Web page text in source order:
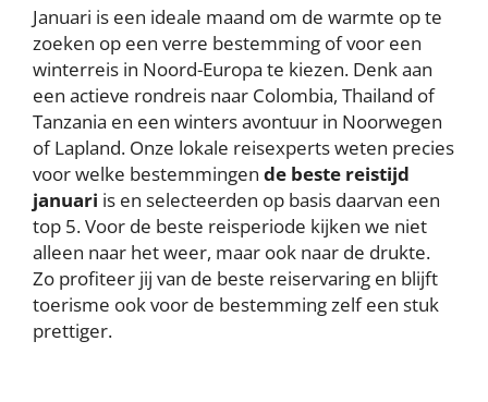
Januari is een ideale maand om de warmte op te
zoeken op een verre bestemming of voor een
winterreis in Noord-Europa te kiezen. Denk aan
een actieve rondreis naar Colombia, Thailand of
Tanzania en een winters avontuur in Noorwegen
of Lapland. Onze lokale reisexperts weten precies
voor welke bestemmingen de beste reistijd
januari is en selecteerden op basis daarvan een
top 5. Voor de beste reisperiode kijken we niet
alleen naar het weer, maar ook naar de drukte.
Zo profiteer jij van de beste reiservaring en blijft
toerisme ook voor de bestemming zelf een stuk
prettiger.